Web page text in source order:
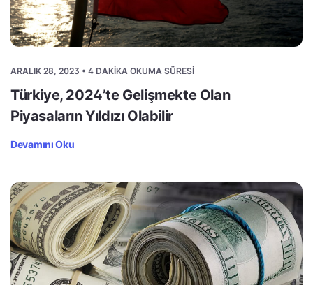
ARALIK 28, 2023 • 4 DAKIKA OKUMA SÜRESI
Türkiye, 2024’te Gelişmekte Olan
Piyasaların Yıldızı Olabilir
Devamını Oku